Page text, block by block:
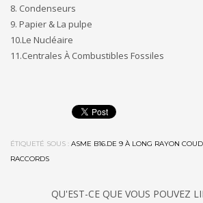
8. Condenseurs
9. Papier & La pulpe
10.Le Nucléaire
11.Centrales À Combustibles Fossiles
ÉTIQUETÉ SOUS : ASME B16.DE 9 À LONG RAYON
RACCORDS
QU'EST-CE QUE VOUS POUVEZ